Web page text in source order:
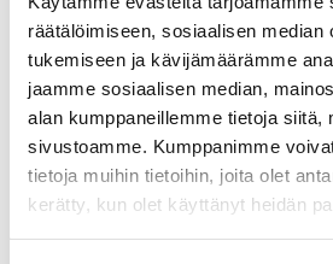
räätälöimiseen, sosiaalisen median
tukemiseen ja kävijämäärämme
jaamme sosiaalisen median,
alan kumppaneillemme tietoja siitä,
sivustoamme. Kumppanimme
tietoja muihin tietoihin, joita olet
kerätty, kun olet käyttänyt heidän
kilpailuneutraliteettia
vastaavia tuotteita myyvien
Keskuskauppakamari katsoo, että
saattaa eduskunnan käsiteltäväksi
siten, että laki tulisi voimaan jo
aikataululla lentokenttämyymälät
tuotteita verollisesti kotimaan